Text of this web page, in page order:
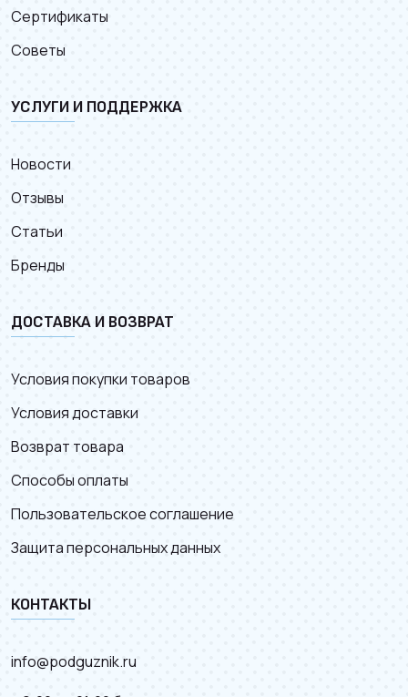
Сертификаты
Советы
УСЛУГИ И ПОДДЕРЖКА
Новости
Отзывы
Статьи
Бренды
ДОСТАВКА И ВОЗВРАТ
Условия покупки товаров
Условия доставки
Возврат товара
Способы оплаты
Пользовательское соглашение
Защита персональных данных
КОНТАКТЫ
info@podguznik.ru